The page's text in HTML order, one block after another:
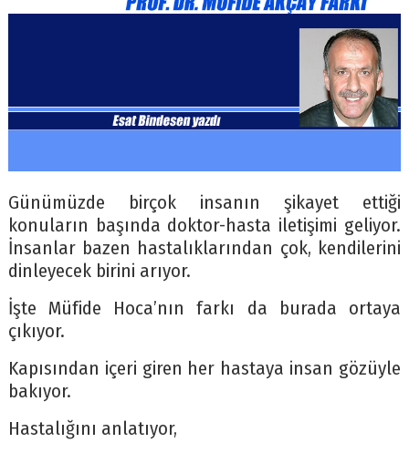
Günümüzde birçok insanın şikayet ettiği
konuların başında doktor-hasta iletişimi geliyor.
İnsanlar bazen hastalıklarından çok, kendilerini
dinleyecek birini arıyor.
İşte Müfide Hoca’nın farkı da burada ortaya
çıkıyor.
Kapısından içeri giren her hastaya insan gözüyle
bakıyor.
Hastalığını anlatıyor,